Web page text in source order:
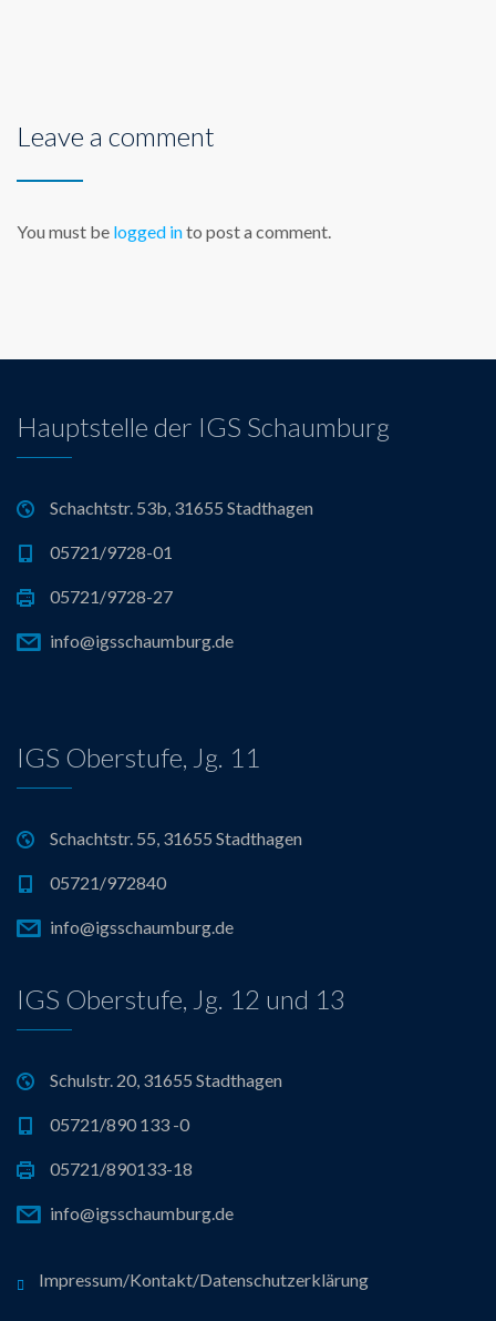
Leave a comment
You must be logged into post a comment.
Hauptstelle der IGS Schaumburg
Schachtstr. 53b, 31655 Stadthagen
05721/9728-01
05721/9728-27
info@igsschaumburg.de
IGS Oberstufe, Jg. 11
Schachtstr. 55, 31655 Stadthagen
05721/972840
info@igsschaumburg.de
IGS Oberstufe, Jg. 12 und 13
Schulstr. 20, 31655 Stadthagen
05721/890 133 -0
05721/890133-18
info@igsschaumburg.de
Impressum/Kontakt/Datenschutzerklärung